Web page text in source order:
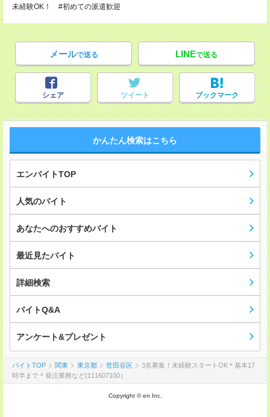
未経験OK！ #初めての派遣歓迎
メールで送る LINEで送る
シェア ツイート ブックマーク
かんたん検索はこちら
エンバイトTOP
人気のバイト
あなたへのおすすめバイト
最近見たバイト
詳細検索
バイトQ&A
アンケート&プレゼント
バイトTOP 関東 東京都 世田谷区
3名募集！未経験スタートOK＊基本17
時半まで＊発注業務など(111607100）
Copyright © en Inc.